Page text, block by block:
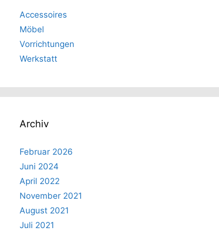
Accessoires
Möbel
Vorrichtungen
Werkstatt
Archiv
Februar 2026
Juni 2024
April 2022
November 2021
August 2021
Juli 2021